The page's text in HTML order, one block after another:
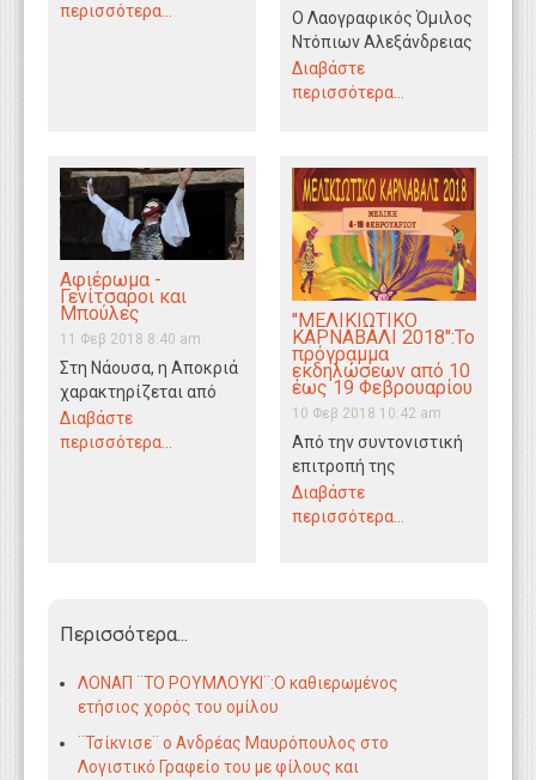
περισσότερα...
Ο Λαογραφικός Όμιλος
Ντόπιων Αλεξάνδρειας
και Περιχώρων "ΤΟ
ΡΟΥΜΛΟΥΚΙ"
Διαβάστε
περισσότερα...
Αφιέρωμα -
Γενίτσαροι και
Μπούλες
11 Φεβ 2018 8:40 am
Στη Νάουσα, η Αποκριά
χαρακτηρίζεται από
τον αυθορμητισμό, τον
ενθουσιασμό, τη
Διαβάστε
περισσότερα...
''ΜΕΛΙΚΙΩΤΙΚΟ
ΚΑΡΝΑΒΑΛΙ 2018'':Το
πρόγραμμα
εκδηλώσεων από 10
έως 19 Φεβρουαρίου
10 Φεβ 2018 10:42 am
Από την συντονιστική
επιτροπή της
διοργάνωσης του
"ΜΕΛΙΚΙΩΤΙΚΟΥ
Διαβάστε
περισσότερα...
Περισσότερα...
ΛΟΝΑΠ ¨ΤΟ ΡΟΥΜΛΟΥΚΙ¨:O καθιερωμένος
ετήσιος χορός του ομίλου
¨Τσίκνισε¨ ο Ανδρέας Μαυρόπουλος στο
Λογιστικό Γραφείο του με φίλους και